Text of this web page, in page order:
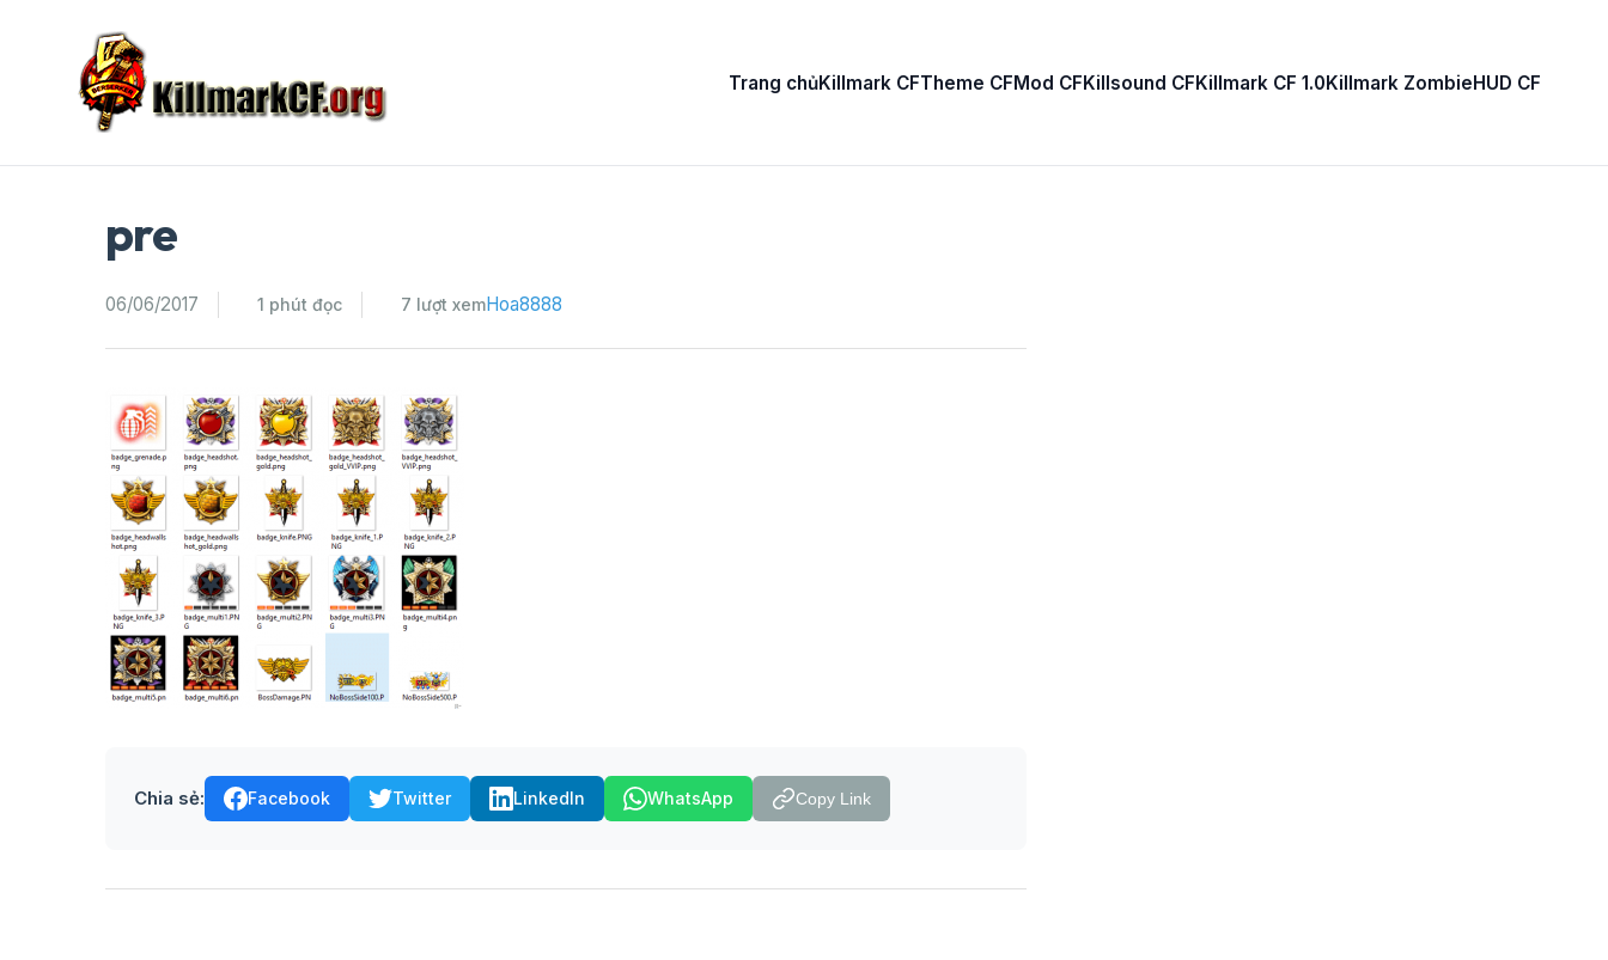
Trang chủKillmark CFTheme CFMod CFKillsound CFKillmark CF 1.0Killmark ZombieHUD CF
pre
06/06/2017 1 phút đọc 7 lượt xemHoa8888
Chia sẻ: Facebook Twitter LinkedIn WhatsApp Copy Link